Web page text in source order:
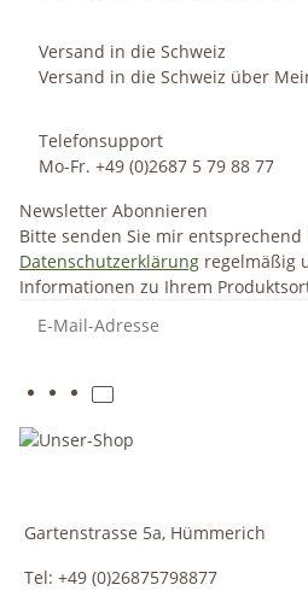
Versand in die Schweiz
Versand in die Schweiz über
Telefonsupport
Mo-Fr. +49 (0)2687 5 79 88 77
Newsletter Abonnieren
Bitte senden Sie mir entsprechend
Datenschutzerklärung regelmäßig
Informationen zu Ihrem
Gartenstrasse 5a, Hümmerich
Tel: +49 (0)26875798877